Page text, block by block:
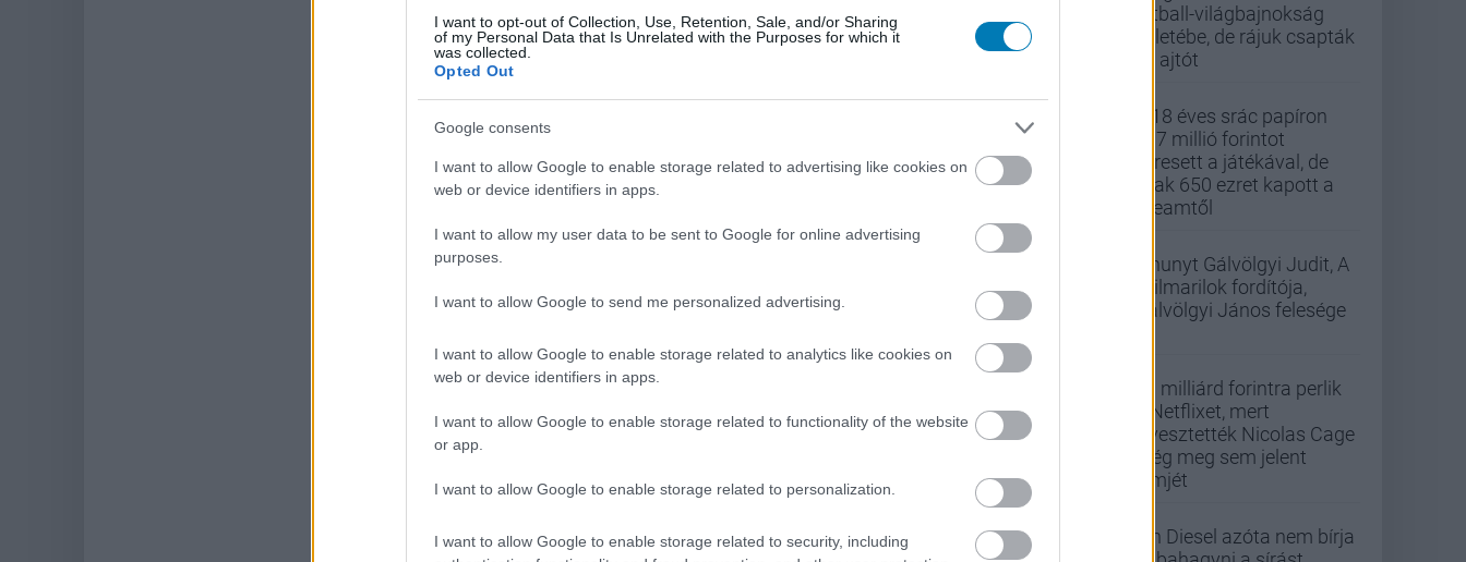
I want to opt-out of Collection, Use, Retention, Sale, and/or Sharing
of my Personal Data that Is Unrelated with the Purposes for which it
was collected.
Opted Out
Google consents
I want to allow Google to enable storage related to advertising like cookies on
web or device identifiers in apps.
I want to allow my user data to be sent to Google for online advertising
purposes.
I want to allow Google to send me personalized advertising.
I want to allow Google to enable storage related to analytics like cookies on
web or device identifiers in apps.
I want to allow Google to enable storage related to functionality of the website
or app.
I want to allow Google to enable storage related to personalization.
I want to allow Google to enable storage related to security, including
futball-világbajnokság
üzletébe, de rájuk csapták
az ajtót
A 18 éves srác papíron
437 millió forintot
keresett a játékával, de
csak 650 ezret kapott a
Steamtől
Elhunyt Gálvölgyi Judit, A
szilmarilok fordítója,
Gálvölgyi János felesége
33 milliárd forintra perlik
a Netflixet, mert
elvesztették Nicolas Cage
még meg sem jelent
filmjét
Vin Diesel azóta nem bírja